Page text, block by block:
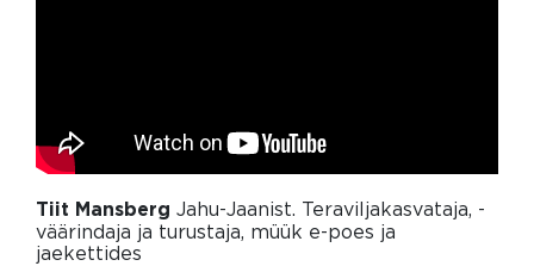
Tiit Mansberg Jahu-Jaanist. Teraviljakasvataja, -
väärindaja ja turustaja, müük e-poes ja
jaekettides